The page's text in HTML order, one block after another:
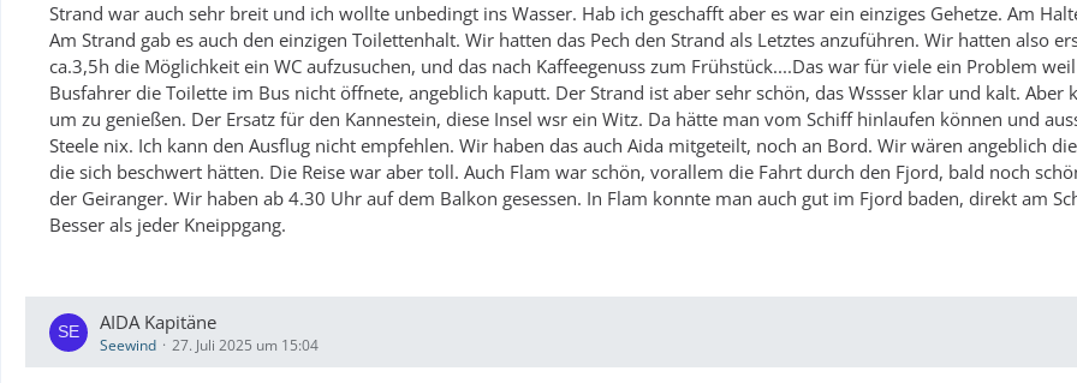
Strand war auch sehr breit und ich wollte unbedingt ins Wasser. Hab ich geschafft aber es war ein einziges Gehetze. Am
Am Strand gab es auch den einzigen Toilettenhalt. Wir hatten das Pech den Strand als Letztes anzuführen. Wir hatten also
ca.3,5h die Möglichkeit ein WC aufzusuchen, und das nach Kaffeegenuss zum Frühstück....Das war für viele ein Problem
Busfahrer die Toilette im Bus nicht öffnete, angeblich kaputt. Der Strand ist aber sehr schön, das Wssser klar und kalt. Aber
um zu genießen. Der Ersatz für den Kannestein, diese Insel wsr ein Witz. Da hätte man vom Schiff hinlaufen können und
Steele nix. Ich kann den Ausflug nicht empfehlen. Wir haben das auch Aida mitgeteilt, noch an Bord. Wir wären angeblich
die sich beschwert hätten. Die Reise war aber toll. Auch Flam war schön, vorallem die Fahrt durch den Fjord, bald noch
der Geiranger. Wir haben ab 4.30 Uhr auf dem Balkon gesessen. In Flam konnte man auch gut im Fjord baden, direkt am
Besser als jeder Kneippgang.
AIDA Kapitäne
Seewind 27. Juli 2025 um 15:04